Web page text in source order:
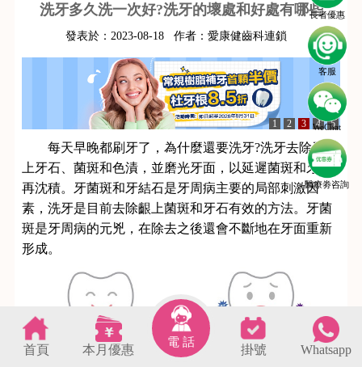
長者優惠
客服
WeChat
醫療劵咨詢
洗牙多久洗一次好?洗牙的壞處和好處有哪些
發表於： 2023-08-18 作者： 愛康健齒科連鎖
1 2 3 4 5
每天早晚都刷牙了，為什麼還要洗牙?洗牙去除牙齦
上牙石、菌斑和色漬，並磨光牙面，以延遲菌斑和牙石
再沈積。牙菌斑和牙結石是牙周病主要的局部刺激因
素，洗牙是目前去除齦上菌斑和牙石有效的方法。牙菌
斑是牙周病的元兇，在除去之後還會不斷地在牙面重新
形成。
首頁 本月優惠
電 話
掛號 Whatsapp